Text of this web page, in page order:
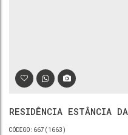
RESIDÊNCIA ESTÂNCIA
667 (1663)